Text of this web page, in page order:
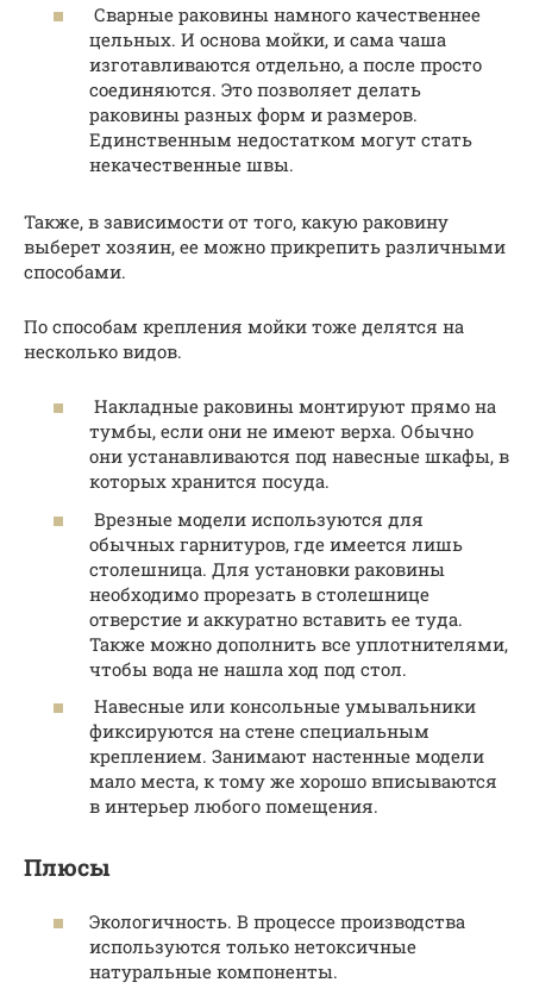
Сварные раковины намного качественнее
цельных. И основа мойки, и сама чаша
изготавливаются отдельно, а после просто
соединяются. Это позволяет делать
раковины разных форм и размеров.
Единственным недостатком могут стать
некачественные швы.
Также, в зависимости от того, какую раковину
выберет хозяин, ее можно прикрепить различными
способами.
По способам крепления мойки тоже делятся на
несколько видов.
Накладные раковины монтируют прямо на
тумбы, если они не имеют верха. Обычно
они устанавливаются под навесные шкафы, в
которых хранится посуда.
Врезные модели используются для
обычных гарнитуров, где имеется лишь
столешница. Для установки раковины
необходимо прорезать в столешнице
отверстие и аккуратно вставить ее туда.
Также можно дополнить все уплотнителями,
чтобы вода не нашла ход под стол.
Навесные или консольные умывальники
фиксируются на стене специальным
креплением. Занимают настенные модели
мало места, к тому же хорошо вписываются
в интерьер любого помещения.
Плюсы
Экологичность. В процессе производства
используются только нетоксичные
натуральные компоненты.